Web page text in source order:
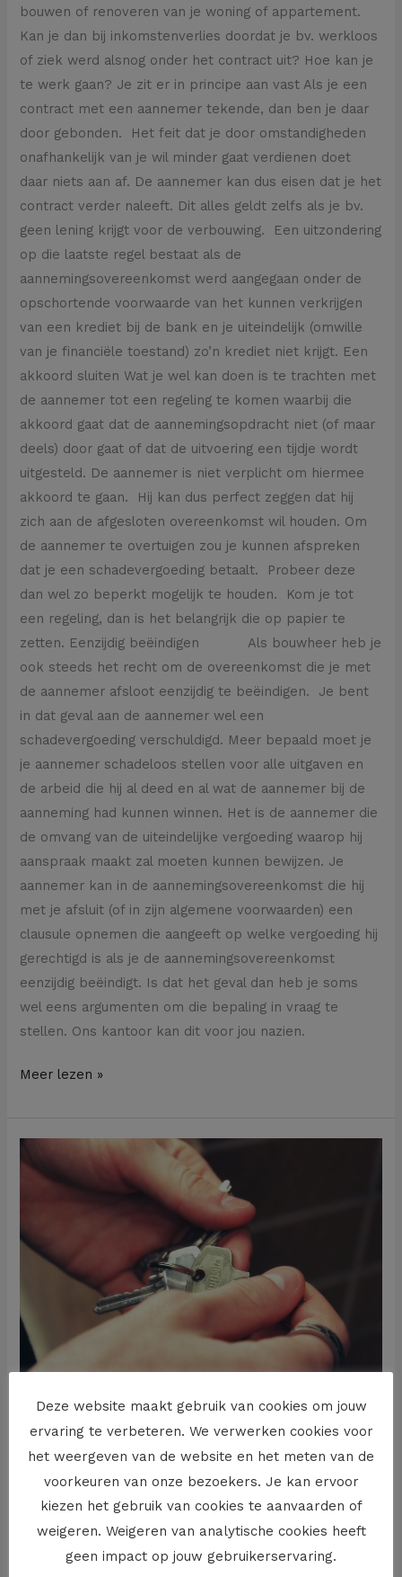
bouwen of renoveren van je woning of appartement.
Kan je dan bij inkomstenverlies doordat je bv. werkloos
of ziek werd alsnog onder het contract uit? Hoe kan je
te werk gaan? Je zit er in principe aan vast Als je een
contract met een aannemer tekende, dan ben je daar
door gebonden. Het feit dat je door omstandigheden
onafhankelijk van je wil minder gaat verdienen doet
daar niets aan af. De aannemer kan dus eisen dat je het
contract verder naleeft. Dit alles geldt zelfs als je bv.
geen lening krijgt voor de verbouwing. Een uitzondering
op die laatste regel bestaat als de
aannemingsovereenkomst werd aangegaan onder de
opschortende voorwaarde van het kunnen verkrijgen
van een krediet bij de bank en je uiteindelijk (omwille
van je financiële toestand) zo’n krediet niet krijgt. Een
akkoord sluiten Wat je wel kan doen is te trachten met
de aannemer tot een regeling te komen waarbij die
akkoord gaat dat de aannemingsopdracht niet (of maar
deels) door gaat of dat de uitvoering een tijdje wordt
uitgesteld. De aannemer is niet verplicht om hiermee
akkoord te gaan. Hij kan dus perfect zeggen dat hij
zich aan de afgesloten overeenkomst wil houden. Om
de aannemer te overtuigen zou je kunnen afspreken
dat je een schadevergoeding betaalt. Probeer deze
dan wel zo beperkt mogelijk te houden. Kom je tot
een regeling, dan is het belangrijk die op papier te
zetten. Eenzijdig beëindigen Als bouwheer heb je
ook steeds het recht om de overeenkomst die je met
de aannemer afsloot eenzijdig te beëindigen. Je bent
in dat geval aan de aannemer wel een
schadevergoeding verschuldigd. Meer bepaald moet je
je aannemer schadeloos stellen voor alle uitgaven en
de arbeid die hij al deed en al wat de aannemer bij de
aanneming had kunnen winnen. Het is de aannemer die
de omvang van de uiteindelijke vergoeding waarop hij
aanspraak maakt zal moeten kunnen bewijzen. Je
aannemer kan in de aannemingsovereenkomst die hij
met je afsluit (of in zijn algemene voorwaarden) een
clausule opnemen die aangeeft op welke vergoeding hij
gerechtigd is als je de aannemingsovereenkomst
eenzijdig beëindigt. Is dat het geval dan heb je soms
wel eens argumenten om die bepaling in vraag te
stellen. Ons kantoor kan dit voor jou nazien.
Meer lezen »
Deze vergoeding kan je
vragen als je huurder de huur
snel weer opzegt
vastgoedrecht /Jan Roodhooft
Als je een woning of appartement verhuurt waarin je
huurder zijn hoofdverblijfplaats heeft kan je soms een
vergoeding
vragen
huurder
de
huur
weer
opzegt
Deze website maakt gebruik van cookies om jouw
ervaring te verbeteren. We verwerken cookies voor
het weergeven van de website en het meten van de
voorkeuren van onze bezoekers. Je kan ervoor
kiezen het gebruik van cookies te aanvaarden of
weigeren. Weigeren van analytische cookies heeft
geen impact op jouw gebruikerservaring.